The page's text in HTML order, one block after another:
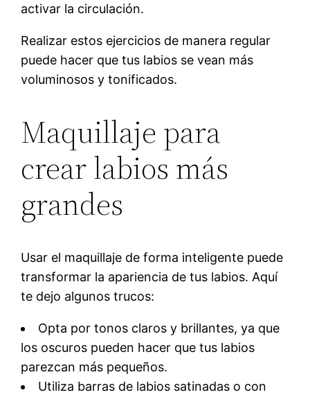
activar la circulación.
Realizar estos ejercicios de manera regular
puede hacer que tus labios se vean más
voluminosos y tonificados.
Maquillaje para
crear labios más
grandes
Usar el maquillaje de forma inteligente puede
transformar la apariencia de tus labios. Aquí
te dejo algunos trucos:
Opta por tonos claros y brillantes, ya que
los oscuros pueden hacer que tus labios
parezcan más pequeños.
Utiliza barras de labios satinadas o con